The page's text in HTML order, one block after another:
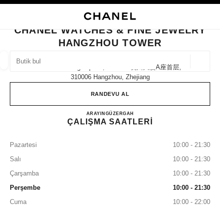
BUTIK BUL
öneriler bu arama çubuğunun altında görüntülenir
BUTIK KARTINI KAPAT CHANEL WATCHES & FINE JEWELRY HANGZHOU
CHANEL WATCHES & FINE JEWELRY
HANGZHOU TOWER
No.21 Wu Ling Square, Block A 杭州大厦a座首层,
310006 Hangzhou, Zhejiang
RANDEVU AL
ARAYIN4009555888
GÜZERGAHCHANEL WATCHES &
ÇALIŞMA SAATLERİ
Pazartesi
10:00 - 21:30
Salı
10:00 - 21:30
Çarşamba
10:00 - 21:30
Perşembe
10:00 - 21:30
Cuma
10:00 - 22:00
filtreler
filtre sonucu: